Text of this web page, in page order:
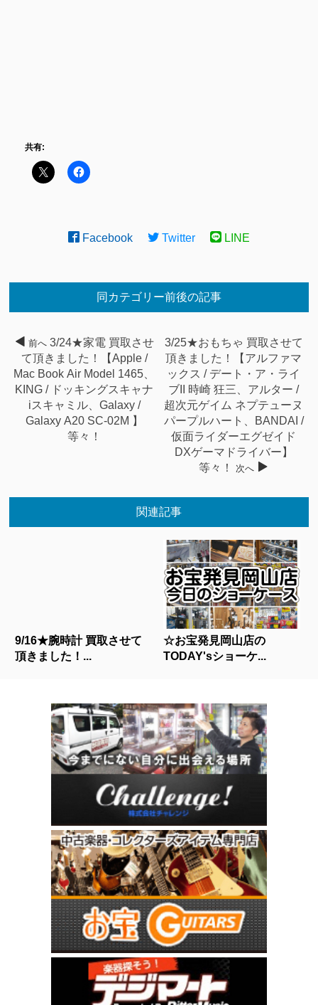
共有:
Facebook Twitter LINE
同カテゴリー前後の記事
前へ 3/24★家電 買取させ
て頂きました！【Apple /
Mac Book Air Model 1465、
KING / ドッキングスキャナ
iスキャミル、Galaxy /
Galaxy A20 SC-02M 】
等々！
3/25★おもちゃ 買取させて
頂きました！【アルファマ
ックス / デート・ア・ライ
ブII 時崎 狂三、アルター /
超次元ゲイム ネプテューヌ
パープルハート、BANDAI /
仮面ライダーエグゼイド
DXゲーマドライバー】
等々！
次へ
関連記事
9/16★腕時計 買取させて
頂きました！...
☆お宝発見岡山店の
TODAY'sショーケ...